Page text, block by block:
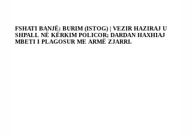
FSHATI BANJË; BURIM (ISTOG) | VEZIR HAZIRAJ U
SHPALL NË KËRKIM POLICOR; DARDAN HAXHIAJ
MBETI I PLAGOSUR ME ARMË ZJARRI.